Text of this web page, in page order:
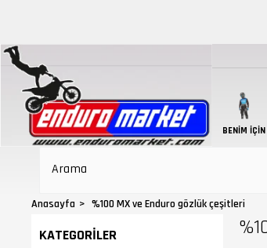
BENIM İÇIN
Anasayfa %100 MX ve Enduro gözlük çeşitleri
KATEGORILER